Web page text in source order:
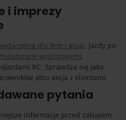
i imprezy
dla firm i grup. Jazdy po
wyścigowymi,
RC. Sprawdza się jako
albo akcja z klientami.
pytania
informacje przed zakupem